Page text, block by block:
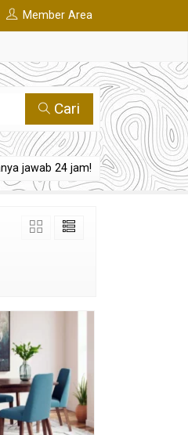
Member Area
Cari
jawab 24 jam!